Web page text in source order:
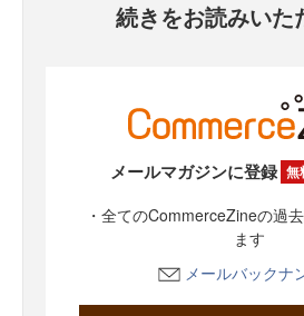
続きをお読みいた
メールマガジンに登録 無
・全てのCommerceZineの過
ます
メールバックナ